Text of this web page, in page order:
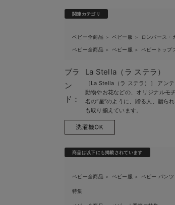
関連カテゴリ
ベビー全商品 ＞ ベビー服 ＞ ロンパース・
ベビー全商品 ＞ ベビー服 ＞ ベビートップ
ブラ
ン
ド：
La Stella（ラ ステラ）
［La Stella（ラ ステラ）］ アン
動物やお花などの、オリジナルモ
名の“星”のように、贈る人、贈ら
も取り揃えています。
商品は以下にも掲載されています
ベビー全商品 ＞ ベビー服 ＞ ベビー パンツ
特集